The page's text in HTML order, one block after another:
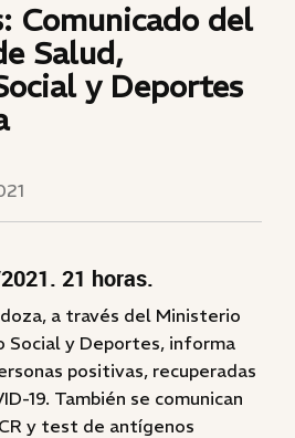
Comunicado del
Salud,
y Deportes
21 horas.
a través del Ministerio
Social y Deportes, informa
positivas, recuperadas
19. También se comunican
y test de antígenos